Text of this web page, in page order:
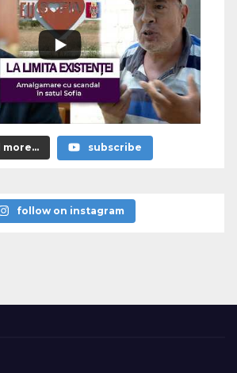
more... subscribe
follow on instagram